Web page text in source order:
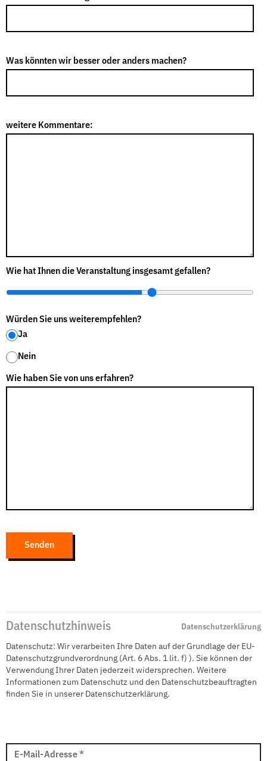
Was könnten wir besser oder anders machen?
weitere Kommentare:
Wie hat Ihnen die Veranstaltung insgesamt gefallen?
Würden Sie uns weiterempfehlen?
Ja
Nein
Wie haben Sie von uns erfahren?
Datenschutzhinweis Datenschutzerklärung
Datenschutz: Wir verarbeiten Ihre Daten auf der Grundlage der EU-
Datenschutzgrundverordnung (Art. 6 Abs. 1 lit. f) ). Sie können der
Verwendung Ihrer Daten jederzeit widersprechen. Weitere
Informationen zum Datenschutz und den Datenschutzbeauftragten
finden Sie in unserer Datenschutzerklärung.
Mail
E-Mail-Adresse *